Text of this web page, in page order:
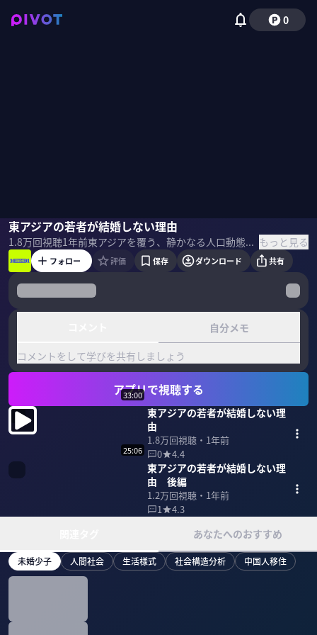
0
東アジアの若者が結婚しない理由
1.8万回視聴1年前 東アジアを覆う、静かなる人口動態の危機。日本をさらに下回る出生率に喘ぐ中国・韓国・台湾の若者たちは、なぜ結婚を選ばないのか。エコノミストの永濱利廣氏が、当事者の声から「非婚化の構造」を解き明かし、日本が打つべき次の一手を模索する。 ＜ゲスト＞ 永濱利廣｜第一生命経済研究所 首席エコノミスト 早稲田大学卒業、東京大学大学院経済学研究科修士課程修了。第一生命保険入社後、日本経済研究センターを経て、2016 年より現職。衆議院調査局内閣調査室客員調査員、総務省「消費統計研究会」委員、景気循環学会常務理事、跡見学園女子大学非常勤講師。2015年、景気循環学会中原奨励賞を受賞。 ＜目次＞ もっと見る
永濱利廣野嶋紗己子
フォロー 評価 保存 ダウンロード 共有
自分メモ
コメントをして学びを共有しましょう
アプリで視聴する
33:00
東アジアの若者が結婚しない理
由
1.8万回視聴・ 1年前
0
4.4
25:06
東アジアの若者が結婚しない理
由 後編
1.2万回視聴・ 1年前
1
4.3
あなたへのおすすめ
未婚少子 人間社会 生活様式 社会構造分析 中国人移住